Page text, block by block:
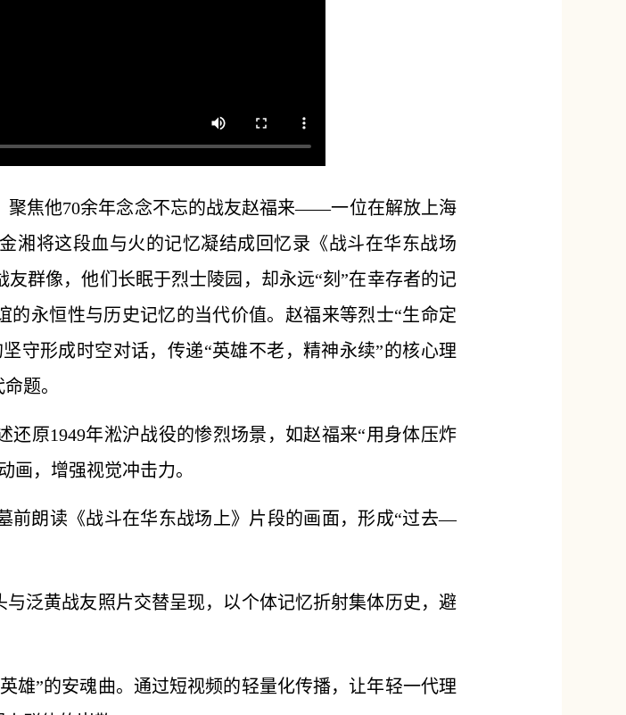
聚焦他70余年念念不忘的战友赵福来——一位在解放上海
湘将这段血与火的记忆凝结成回忆录《战斗在华东战场
群像，他们长眠于烈士陵园，却永远“刻”在幸存者的记
永恒性与历史记忆的当代价值。赵福来等烈士“生命定
守形成时空对话，传递“英雄不老，精神永续”的核心理
题。
原1949年淞沪战役的惨烈场景，如赵福来“用身体压炸
画，增强视觉冲击力。
前朗读《战斗在华东战场上》片段的画面，形成“过去—
泛黄战友照片交替呈现，以个体记忆折射集体历史，避
雄”的安魂曲。通过短视频的轻量化传播，让年轻一代理